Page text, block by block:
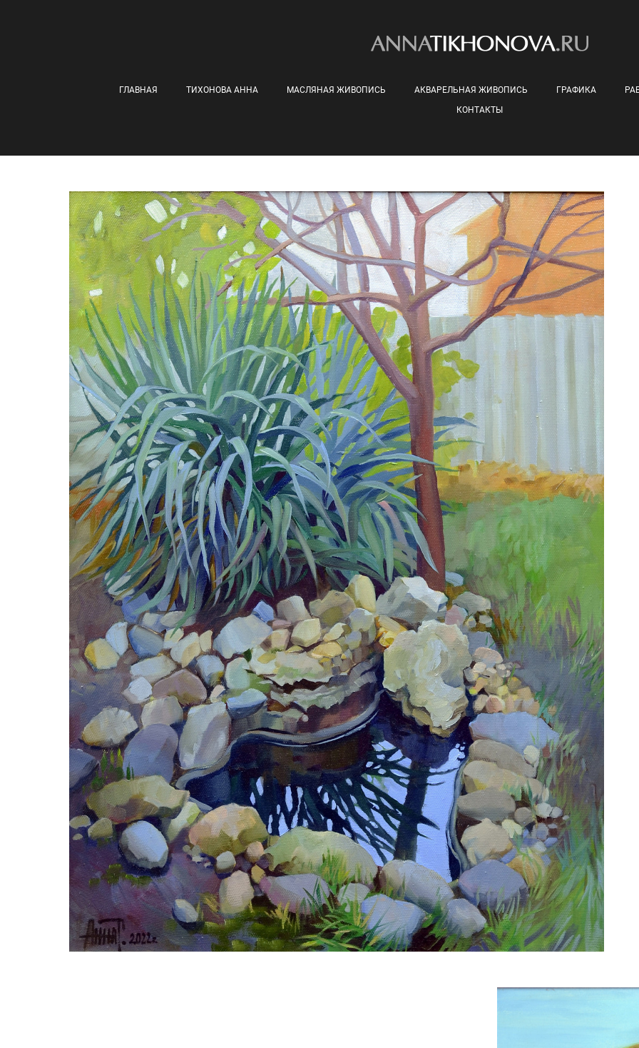
ГЛАВНАЯ ТИХОНОВА АННА МАСЛЯНАЯ ЖИВОПИСЬ АКВАРЕЛЬНАЯ ЖИВОПИСЬ ГРАФИКА
КОНТАКТЫ